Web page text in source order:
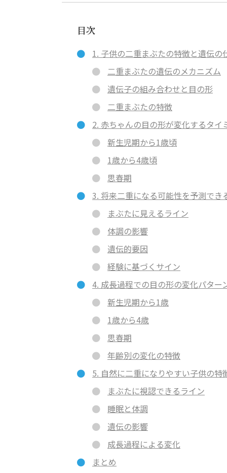
目次
1. 子供の二重まぶたの特徴と遺伝の
二重まぶたの遺伝のメカニズム
遺伝子の組み合わせと目の形
二重まぶたの特徴
2. 赤ちゃんの目の形が変化するタイ
新生児期から1歳頃
1歳から4歳頃
思春期
3. 将来二重になる可能性を予測でき
まぶたに見えるライン
体調の影響
遺伝的要因
経験に基づくサイン
4. 成長過程での目の形の変化パター
新生児期から1歳
1歳から4歳
思春期
年齢別の変化の特徴
5. 自然に二重になりやすい子供の特
まぶたに視認できるライン
睡眠と体調
遺伝の影響
成長過程による変化
まとめ